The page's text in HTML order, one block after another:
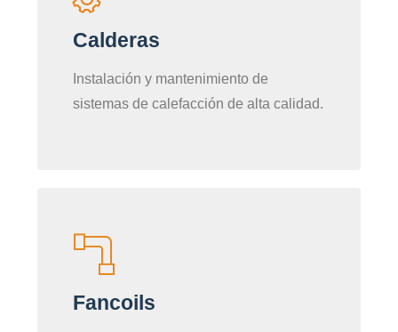
Calderas
Instalación y mantenimiento de
sistemas de calefacción de alta calidad.
Fancoils